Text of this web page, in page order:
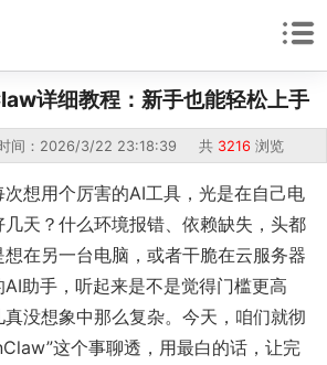
详细教程：新手也能轻松上手
间：2026/3/22 23:18:39 共 3216 浏览
想用个厉害的AI工具，光是在自己电
天？什么环境报错、依赖缺失，头都
在另一台电脑，或者干脆在云服务器
AI助手，听起来是不是觉得门槛更高
没想象中那么复杂。今天，咱们就彻
这个事聊透，用最白的话，让完